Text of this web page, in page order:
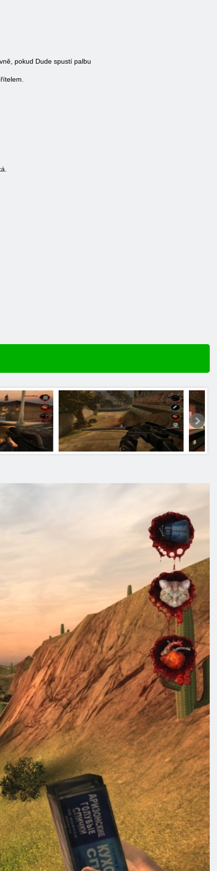
pokud Dude spustí palbu